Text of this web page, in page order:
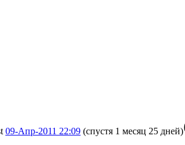
09-Апр-2011 22:09 (спустя 1 месяц 25 дней)